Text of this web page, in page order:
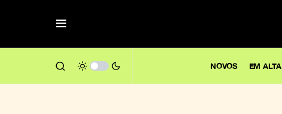
NOVOS EM ALTA